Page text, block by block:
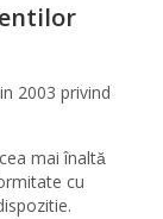
2003 privind
mai înaltă
cu